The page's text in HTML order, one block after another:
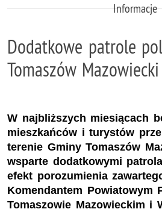
Informacje
Dodatkowe patrole
Tomaszów Mazowiecki
W najbliższych miesiącach
mieszkańców i turystów
terenie Gminy Tomaszów
wsparte dodatkowymi
efekt porozumienia
Komendantem Powiatowym
Tomaszowie Mazowieckim i